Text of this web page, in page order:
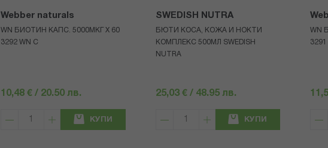
Webber naturals
WN БИОТИН КАПС. 5000МКГ Х 60
3292 WN С
10,48 € / 20.50 лв.
КУПИ
SWEDISH NUTRA
БЮТИ КОСА, КОЖА И НОКТИ
КОМПЛЕКС 500МЛ SWEDISH
NUTRA
25,03 € / 48.95 лв.
КУПИ
WN
3291